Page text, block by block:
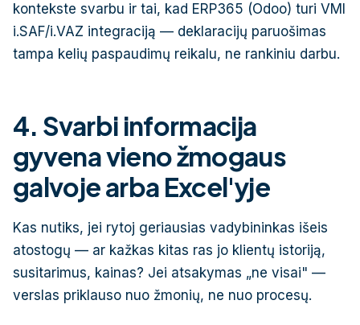
kontekste svarbu ir tai, kad ERP365 (Odoo) turi VMI
i.SAF/i.VAZ integraciją — deklaracijų paruošimas
tampa kelių paspaudimų reikalu, ne rankiniu darbu.
4. Svarbi informacija
gyvena vieno žmogaus
galvoje arba Excel'yje
Kas nutiks, jei rytoj geriausias vadybininkas išeis
atostogų — ar kažkas kitas ras jo klientų istoriją,
susitarimus, kainas? Jei atsakymas „ne visai" —
verslas priklauso nuo žmonių, ne nuo procesų.